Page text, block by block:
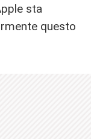
sta
questo